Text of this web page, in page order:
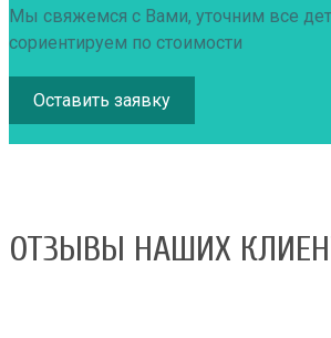
Мы свяжемся с Вами, уточним все
сориентируем по стоимости
Оставить заявку
ОТЗЫВЫ НАШИХ